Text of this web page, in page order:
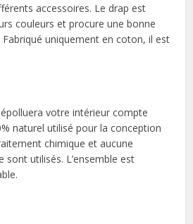
accessoires. Le drap est
couleurs et procure une bonne
uniquement en coton, il est
votre intérieur compte
naturel utilisé pour la conception
chimique et aucune
sont utilisés. L’ensemble est